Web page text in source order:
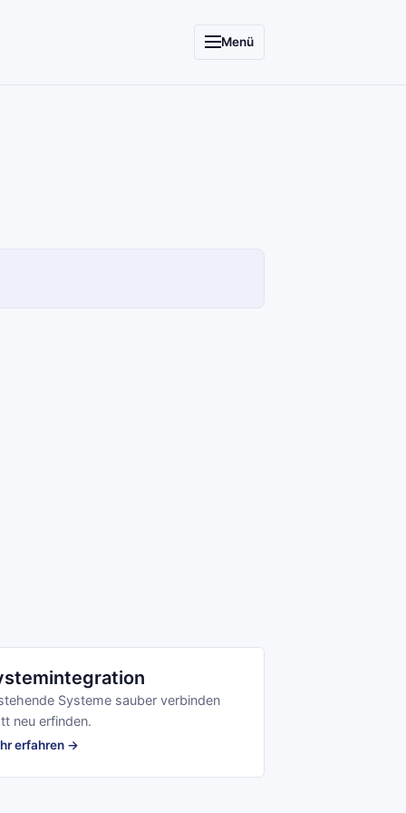
Menü
Systeme sauber verbinden
neu erfinden.
erfahren →